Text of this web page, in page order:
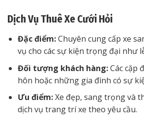
Dịch Vụ Thuê Xe Cưới Hỏi
Đặc điểm:Chuyên cung cấp xe
vụ cho các sự kiện trọng đại như
Đối tượng khách hàng:Các cặp
hôn hoặc những gia đình có sự
Ưu điểm:Xe đẹp, sang trọng và
dịch vụ trang trí xe theo yêu cầu.